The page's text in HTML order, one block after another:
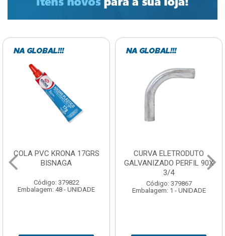
COLA PVC KRONA 17GRS
BISNAGA
Código: 379822
Embalagem: 48 - UNIDADE
CURVA ELETRODUTO
GALVANIZADO PERFIL 90X
3/4
Código: 379867
Embalagem: 1 - UNIDADE